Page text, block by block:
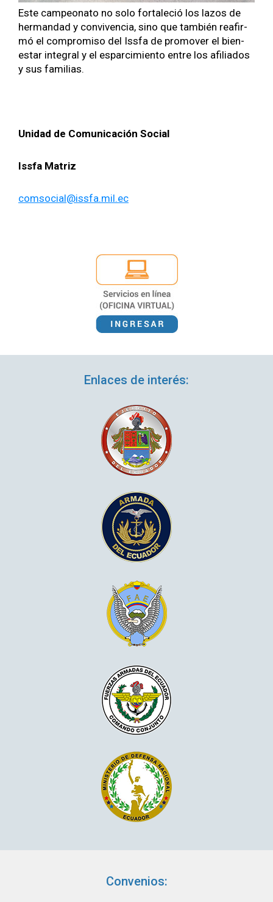
Este campe­ona­to no solo for­t­ale­ció los lazos de
her­man­dad y con­viven­cia, sino que tam­bién reafir­
mó el com­pro­miso del Iss­fa de pro­mover el bien­
es­tar inte­gral y el esparcimien­to entre los afil­i­a­dos
y sus famil­ias.
Unidad de Comu­ni­cación Social
Iss­fa Matriz
comsocial@issfa.mil.ec
Enlaces de interés:
Convenios: